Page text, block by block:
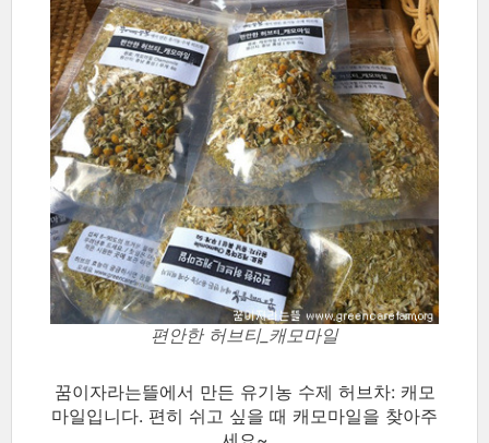
편안한 허브티_캐모마일
꿈이자라는뜰에서 만든 유기농 수제 허브차: 캐모
마일입니다. 편히 쉬고 싶을 때 캐모마일을 찾아주